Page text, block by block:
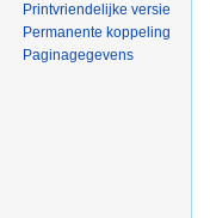
Printvriendelijke versie
Permanente koppeling
Paginagegevens